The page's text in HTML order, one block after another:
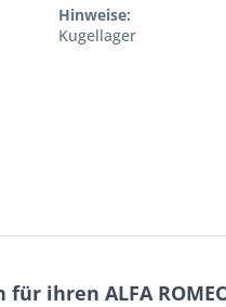
Hinweise:
Kugellager
ihren ALFA